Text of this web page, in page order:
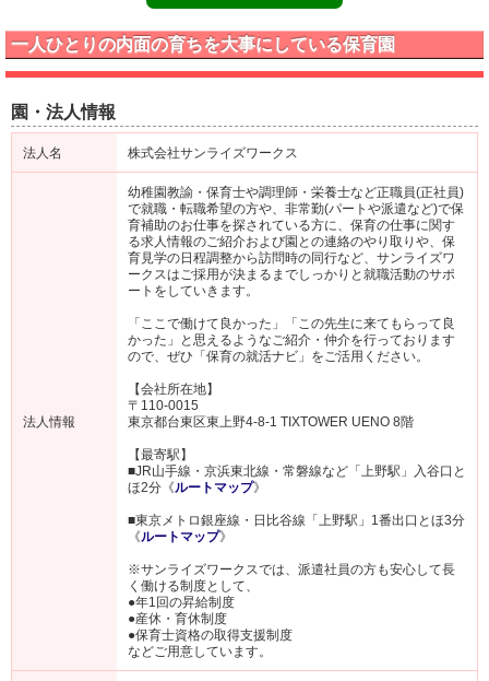
一人ひとりの内面の育ちを大事にしている保育園
園・法人情報
法人名 株式会社サンライズワークス
法人情報
幼稚園教諭・保育士や調理師・栄養士など正職員(正社員)
で就職・転職希望の方や、非常勤(パートや派遣など)で保
育補助のお仕事を探されている方に、保育の仕事に関す
る求人情報のご紹介および園との連絡のやり取りや、保
育見学の日程調整から訪問時の同行など、サンライズワ
ークスはご採用が決まるまでしっかりと就職活動のサポ
ートをしていきます。
「ここで働けて良かった」「この先生に来てもらって良
かった」と思えるようなご紹介・仲介を行っております
ので、ぜひ「保育の就活ナビ」をご活用ください。
【会社所在地】
〒110-0015
東京都台東区東上野4-8-1 TIXTOWER UENO 8階
【最寄駅】
■JR山手線・京浜東北線・常磐線など「上野駅」入谷口と
ほ2分《ルートマップ》
■東京メトロ銀座線・日比谷線「上野駅」1番出口とほ3分
《ルートマップ》
※サンライズワークスでは、派遣社員の方も安心して長
く働ける制度として、
●年1回の昇給制度
●産休・育休制度
●保育士資格の取得支援制度
などご用意しています。